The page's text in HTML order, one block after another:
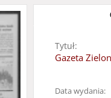
Tytuł:
Gazeta
Data wydania: